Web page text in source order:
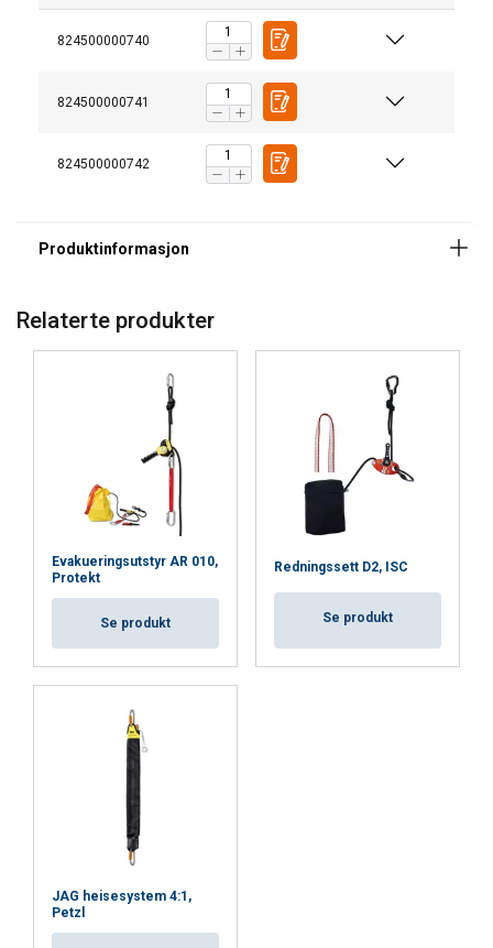
824500000740
824500000741
824500000742
Merking:
Relaterte produkter
Evakueringsutstyr AR 010,
Protekt
Se produkt
Redningssett D2, ISC
Se produkt
JAG heisesystem 4:1,
Petzl